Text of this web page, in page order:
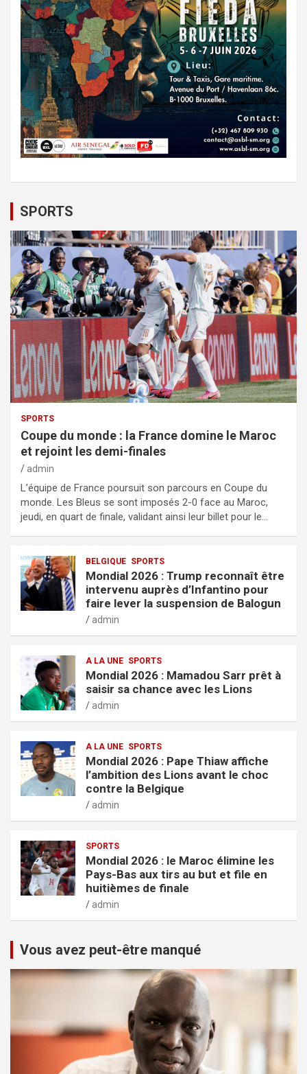
SPORTS
SPORTS
Coupe du monde : la France domine le Maroc
et rejoint les demi-finales
admin
L’équipe de France poursuit son parcours en Coupe du
monde. Les Bleus se sont imposés 2-0 face au Maroc,
jeudi, en quart de finale, validant ainsi leur billet pour le…
BELGIQUE SPORTS
Mondial 2026 : Trump reconnaît être
intervenu auprès d’Infantino pour
faire lever la suspension de Balogun
admin
A LA UNE SPORTS
Mondial 2026 : Mamadou Sarr prêt à
saisir sa chance avec les Lions
admin
A LA UNE SPORTS
Mondial 2026 : Pape Thiaw affiche
l’ambition des Lions avant le choc
contre la Belgique
admin
SPORTS
Mondial 2026 : le Maroc élimine les
Pays-Bas aux tirs au but et file en
huitièmes de finale
admin
Vous avez peut-être manqué